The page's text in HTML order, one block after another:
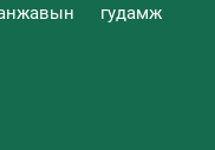
гудамж